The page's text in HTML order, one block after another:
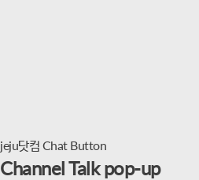
jeju닷컴 Chat Button
Channel Talk pop-up